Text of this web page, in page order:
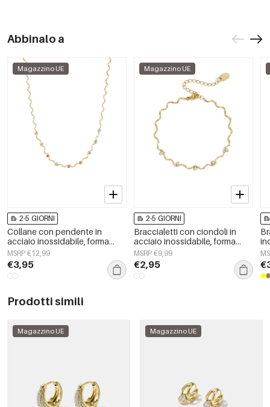
Abbinalo a
Magazzino UE
2-5 GIORNI
Collane con pendente in
acciaio inossidabile, forma
irregolare, serie Simple Daily
Simple, gioielli da donna.
MSRP €12,99
€3,95
Magazzino UE
2-5 GIORNI
Braccialetti con ciondoli in
acciaio inossidabile, forma
irregolare, semplici, per tutti i
giorni, serie Simple, gioielli da
donna
MSRP €9,99
€2,95
Prodotti simili
Magazzino UE Magazzino UE